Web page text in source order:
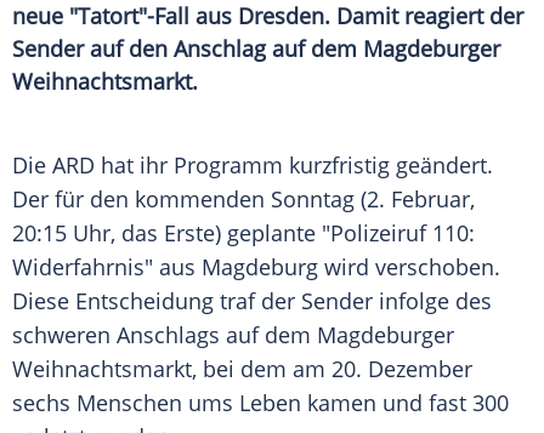
neue "Tatort"-Fall aus Dresden. Damit reagiert der
Sender auf den Anschlag auf dem Magdeburger
Weihnachtsmarkt.
Die ARD hat ihr Programm kurzfristig geändert.
Der für den kommenden Sonntag (2. Februar,
20:15 Uhr, das Erste) geplante "Polizeiruf 110:
Widerfahrnis" aus Magdeburg wird verschoben.
Diese Entscheidung traf der Sender infolge des
schweren Anschlags auf dem Magdeburger
Weihnachtsmarkt, bei dem am 20. Dezember
sechs Menschen ums Leben kamen und fast 300